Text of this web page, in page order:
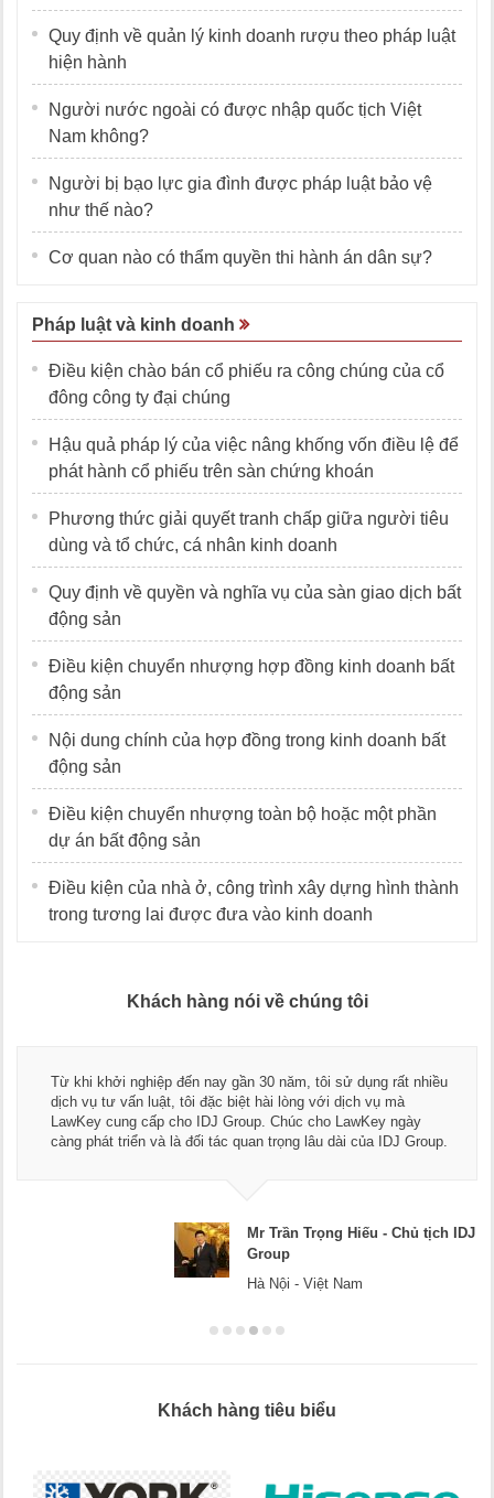
Quy định về quản lý kinh doanh rượu theo pháp luật
hiện hành
Người nước ngoài có được nhập quốc tịch Việt
Nam không?
Người bị bạo lực gia đình được pháp luật bảo vệ
như thế nào?
Cơ quan nào có thẩm quyền thi hành án dân sự?
Pháp luật và kinh doanh
Điều kiện chào bán cổ phiếu ra công chúng của cổ
đông công ty đại chúng
Hậu quả pháp lý của việc nâng khống vốn điều lệ để
phát hành cổ phiếu trên sàn chứng khoán
Phương thức giải quyết tranh chấp giữa người tiêu
dùng và tổ chức, cá nhân kinh doanh
Quy định về quyền và nghĩa vụ của sàn giao dịch bất
động sản
Điều kiện chuyển nhượng hợp đồng kinh doanh bất
động sản
Nội dung chính của hợp đồng trong kinh doanh bất
động sản
Điều kiện chuyển nhượng toàn bộ hoặc một phần
dự án bất động sản
Điều kiện của nhà ở, công trình xây dựng hình thành
trong tương lai được đưa vào kinh doanh
Khách hàng nói về chúng tôi
Thay mặt Công ty Dương Cafe, tôi xin chân thành cảm ơn
ngũ luật sư, kế toán của LawKey. Thực sự yên tâm khi sử
dụng dịch vụ tư vấn pháp luật và kế toán thuế bên các bạn.
Chúc các bạn phát triển hơn, phục vụ tốt hơn cho cộng
Hà Nội
Khách hàng tiêu biểu